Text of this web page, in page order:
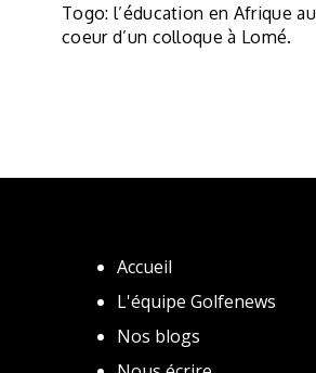
Togo: l’éducation en Afrique au
coeur d’un colloque à Lomé.
Accueil
L'équipe Golfenews
Nos blogs